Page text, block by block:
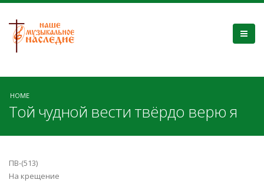
HOME
Той чудной вести твёрдо верю я
ПВ-(513)
На крещение